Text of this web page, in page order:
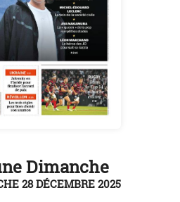
Dimanche
28 DÉCEMBRE 2025